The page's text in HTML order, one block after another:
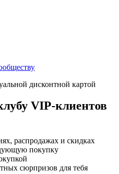
дисконтной картой
VIP-клиентов
распродажах и скидках
покупку
сюрпризов для тебя